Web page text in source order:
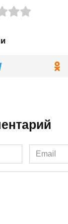
Email
*